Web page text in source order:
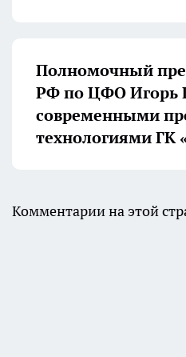
Полномочный
РФ по ЦФО Игорь
современными
технологиями ГК
Комментарии на этой